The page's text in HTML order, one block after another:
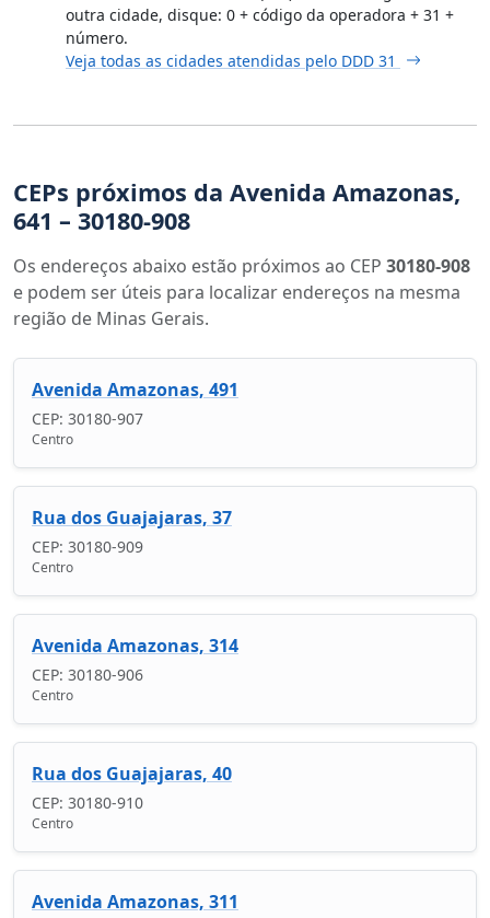
outra cidade, disque: 0 + código da operadora + 31 +
número.
Veja todas as cidades atendidas pelo DDD 31
CEPs próximos da Avenida Amazonas,
641 – 30180-908
Os endereços abaixo estão próximos ao CEP 30180-908
e podem ser úteis para localizar endereços na mesma
região de Minas Gerais.
Avenida Amazonas, 491
CEP: 30180-907
Centro
Rua dos Guajajaras, 37
CEP: 30180-909
Centro
Avenida Amazonas, 314
CEP: 30180-906
Centro
Rua dos Guajajaras, 40
CEP: 30180-910
Centro
Avenida Amazonas, 311